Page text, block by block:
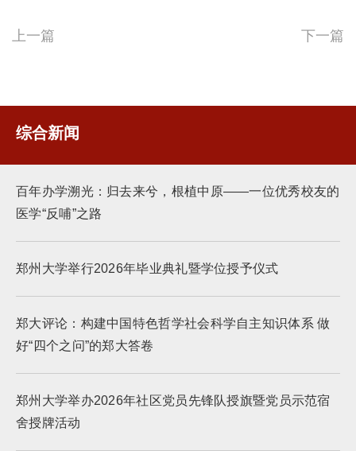
上一篇 下一篇
综合新闻
百年办学溯光：归去来兮，根植中原——一位优秀校友的
医学“反哺”之路
郑州大学举行2026年毕业典礼暨学位授予仪式
郑大评论：构建中国特色哲学社会科学自主知识体系 做
好“四个之问”的郑大答卷
郑州大学举办2026年社区党员先锋队授旗暨党员示范宿
舍授牌活动